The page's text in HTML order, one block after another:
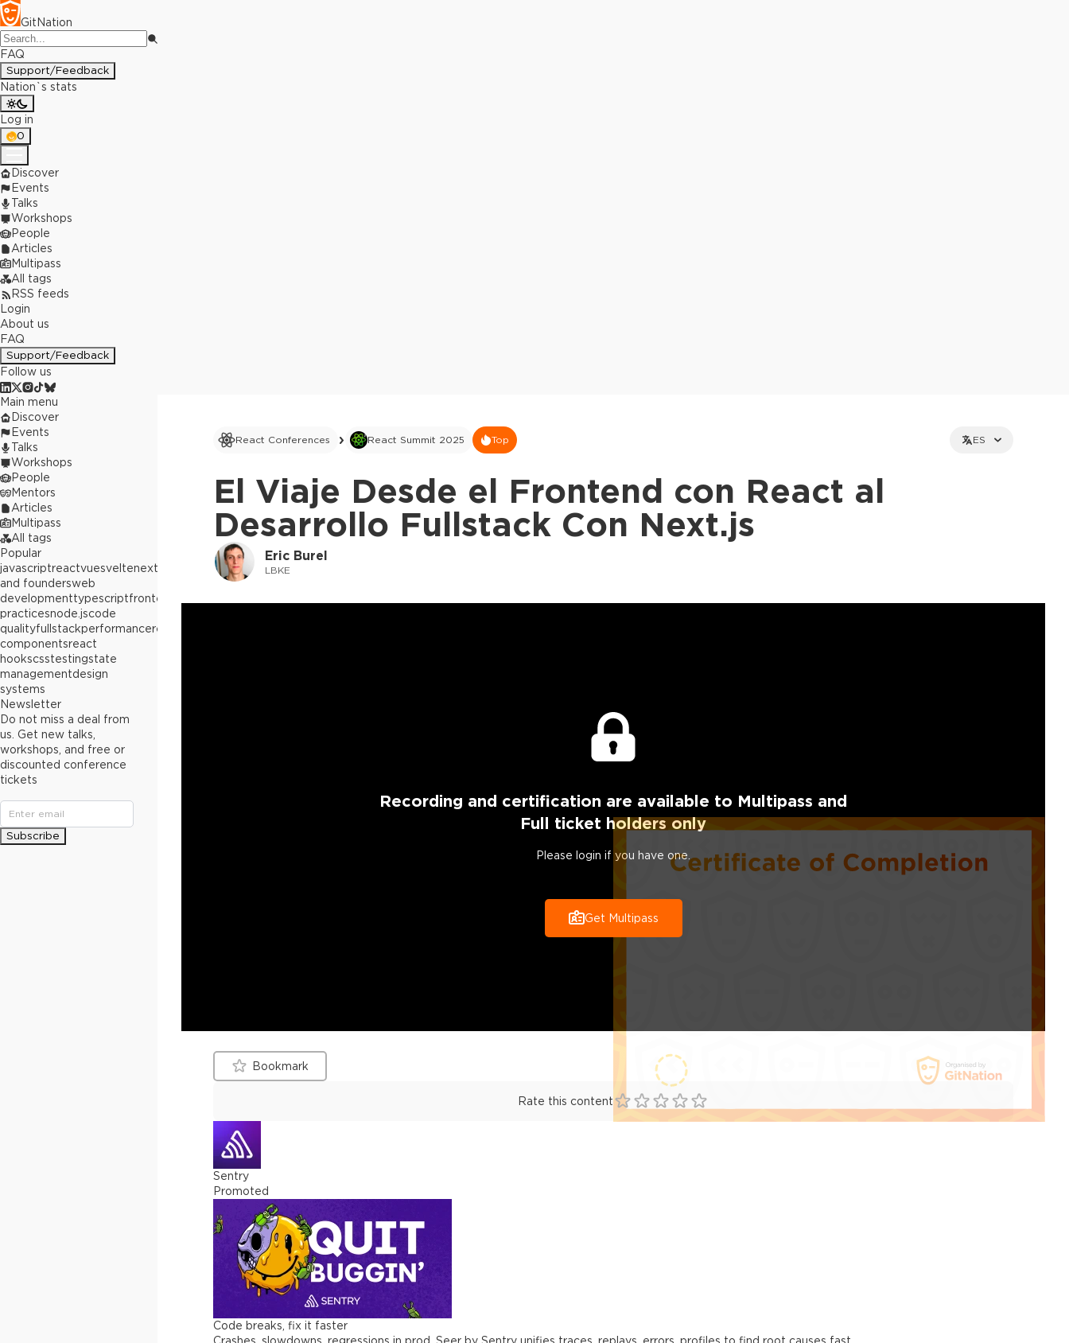
GitNation
FAQ
Support/Feedback
Nation`s stats
Log in
0
Discover
Events
Talks
Workshops
People
Articles
Multipass
All tags
RSS feeds
Login
About us
FAQ
Support/Feedback
Follow us
React Conferences React Summit 2025 Top ES
El Viaje Desde el Frontend con React al
Desarrollo Fullstack Con Next.js
Eric Burel
LBKE
Recording and certification are available to Multipass and
Full ticket holders only
Please login if you have one.
Get Multipass
Bookmark
Rate this content
Sentry
Promoted
Code breaks, fix it faster
Crashes, slowdowns, regressions in prod. Seer by Sentry unifies traces, replays, errors, profiles to find root causes fast.
Main menu
Discover
Events
Talks
Workshops
People
Mentors
Articles
Multipass
All tags
Popular
javascriptreactvuesveltenext.js
and foundersweb
developmenttypescriptfrontend
practicesnode.jscode
qualityfullstackperformancereact
componentsreact
hookscsstestingstate
managementdesign
systems
Newsletter
Do not miss a deal from
us. Get new talks,
workshops, and free or
discounted conference
tickets
Subscribe